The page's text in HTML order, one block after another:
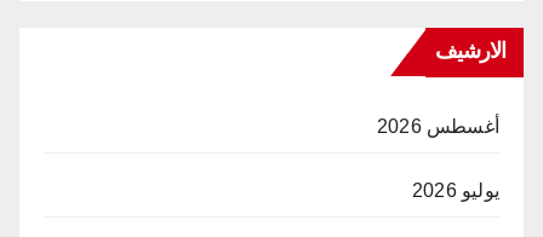
الارشيف
أغسطس 2026
يوليو 2026